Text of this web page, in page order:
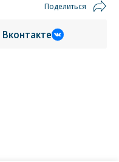
Поделиться
Вконтакте